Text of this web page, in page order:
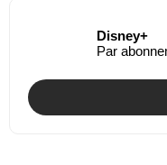
Disney+
Par